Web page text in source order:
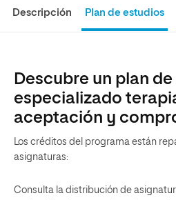
Descripción Plan de estudios
Descubre un plan
especializado
aceptación y
Los créditos del programa están
asignaturas:
Consulta la distribución de